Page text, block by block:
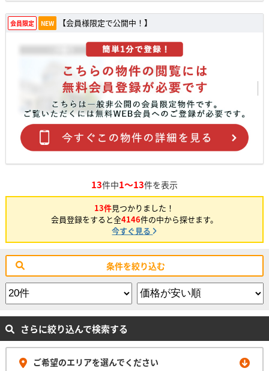
会員限定 NEW 【会員様限定で公開中！】
13件中1～13件を表示
13件見つかりました！
会員登録をすると全4146件の中から探せます。
今すぐ見る
条件を絞り込む
さらに絞り込んで検索する
ご希望のエリアを選んでください